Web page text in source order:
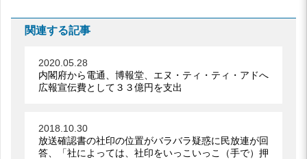
関連する記事
2020.05.28
内閣府から電通、博報堂、エヌ・ティ・ティ・アドへ
広報宣伝費として３３億円を支出
2018.10.30
放送確認書の社印の位置がバラバラ疑惑に民放連が回
答、「社によっては、社印をいっこいっこ（手で）押